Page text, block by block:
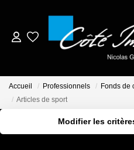
Accueil Professionnels Fonds de
Articles de sport
Modifier les